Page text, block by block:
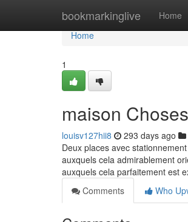
bookmarkinglive Home
Home
Home
1
maison
louisv127hii8 293 days ago
Deux places avec
auxquels cela admirablement
auxquels cela parfaitement est
Comments
Who